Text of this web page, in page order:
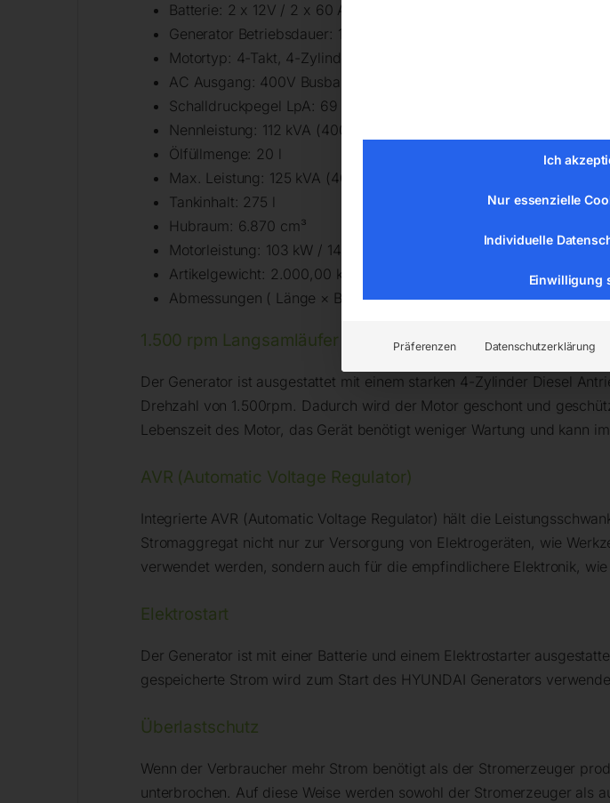
Batterie: 2 x 12V / 2 x 60 Ah
Generator Betriebsdauer: 10,5 h (Verbrauch ca. 26,2 L/h)
Motortyp: 4-Takt, 4-Zylinder Turbo, Wasserkühlung
AC Ausgang: 400V Busbar
Schalldruckpegel LpA: 69 dB / 7 m (bei 75% Last)
Nennleistung: 112 kVA (400V) / 90 kW (230V)
Ölfüllmenge: 20 l
Max. Leistung: 125 kVA (400V) / 100 kW (230V)
Tankinhalt: 275 l
Hubraum: 6.870 cm³
Motorleistung: 103 kW / 140 PS
Artikelgewicht: 2.000,00 kg
Abmessungen ( Länge × Breite × Höhe ): 340 × 100 × 170 cm
1.500 rpm Langsamläufer
Der Generator ist ausgestattet mit einem starken 4-Zylinder Diesel
Drehzahl von 1.500rpm. Dadurch wird der Motor geschont und
Lebenszeit des Motor, das Gerät benötigt weniger Wartung und kann
AVR (Automatic Voltage Regulator)
Integrierte AVR (Automatic Voltage Regulator) hält die
Stromaggregat nicht nur zur Versorgung von Elektrogeräten, wie
verwendet werden, sondern auch für die empfindlichere Elektronik,
Elektrostart
Der Generator ist mit einer Batterie und einem Elektrostarter
gespeicherte Strom wird zum Start des HYUNDAI Generators
Überlastschutz
Wenn der Verbraucher mehr Strom benötigt als der Stromerzeuger
unterbrochen. Auf diese Weise werden sowohl der Stromerzeuger als
Ich
Nur essenzielle
Individuelle
Einwilligung
Präferenzen Datenschutzerklärung